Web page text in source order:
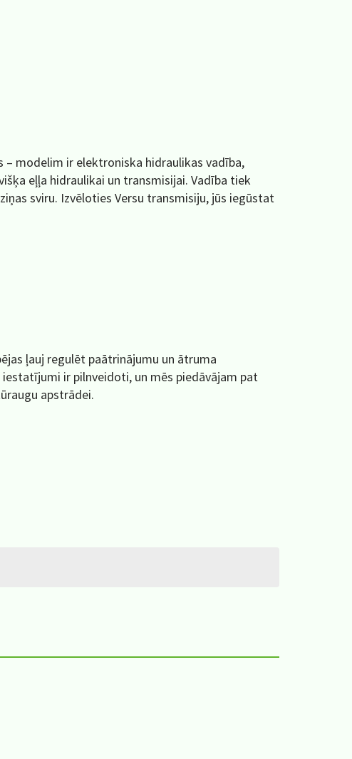
– modelim ir elektroniska hidraulikas vadība,
eļļa hidraulikai un transmisijai. Vadība tiek
sviru. Izvēloties Versu transmisiju, jūs iegūstat
ļauj regulēt paātrinājumu un ātruma
ir pilnveidoti, un mēs piedāvājam pat
apstrādei.